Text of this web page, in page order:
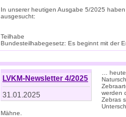
In unserer heutigen Ausgabe 5/2025
ausgesucht:
Teilhabe
Bundesteilhabegesetz: Es beginnt mit der
LVKM-Newsletter 4/2025
31.01.2025
…
werden
Zebras
Mähne.